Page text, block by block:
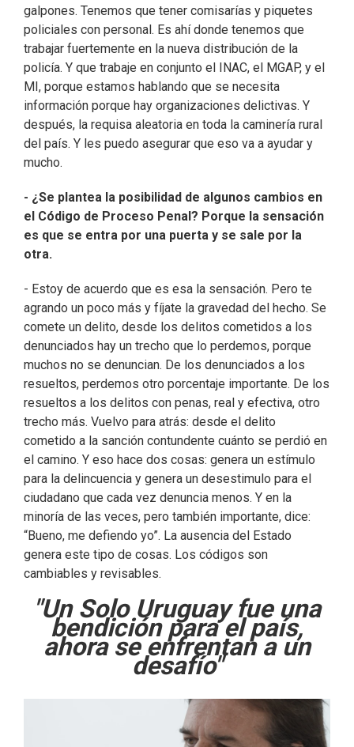
galpones. Tenemos que tener comisarías y piquetes
policiales con personal. Es ahí donde tenemos que
trabajar fuertemente en la nueva distribución de la
policía. Y que trabaje en conjunto el INAC, el MGAP, y el
MI, porque estamos hablando que se necesita
información porque hay organizaciones delictivas. Y
después, la requisa aleatoria en toda la caminería rural
del país. Y les puedo asegurar que eso va a ayudar y
mucho.
- ¿Se plantea la posibilidad de algunos cambios en
el Código de Proceso Penal? Porque la sensación
es que se entra por una puerta y se sale por la
otra.
- Estoy de acuerdo que es esa la sensación. Pero te
agrando un poco más y fíjate la gravedad del hecho. Se
comete un delito, desde los delitos cometidos a los
denunciados hay un trecho que lo perdemos, porque
muchos no se denuncian. De los denunciados a los
resueltos, perdemos otro porcentaje importante. De los
resueltos a los delitos con penas, real y efectiva, otro
trecho más. Vuelvo para atrás: desde el delito
cometido a la sanción contundente cuánto se perdió en
el camino. Y eso hace dos cosas: genera un estímulo
para la delincuencia y genera un desestimulo para el
ciudadano que cada vez denuncia menos. Y en la
minoría de las veces, pero también importante, dice:
“Bueno, me defiendo yo”. La ausencia del Estado
genera este tipo de cosas. Los códigos son
cambiables y revisables.
"Un Solo Uruguay fue una
bendición para el país,
ahora se enfrentan a un
desafío"